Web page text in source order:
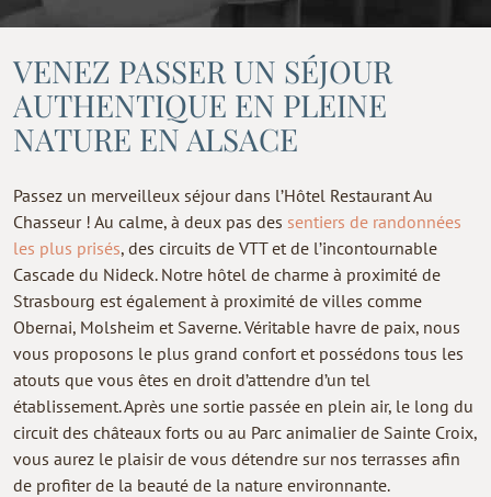
VENEZ PASSER UN SÉJOUR
AUTHENTIQUE EN PLEINE
NATURE EN ALSACE
Passez un merveilleux séjour dans l’Hôtel Restaurant Au
Chasseur ! Au calme, à deux pas des sentiers de randonnées
les plus prisés, des circuits de VTT et de l’incontournable
Cascade du Nideck. Notre hôtel de charme à proximité de
Strasbourg est également à proximité de villes comme
Obernai, Molsheim et Saverne. Véritable havre de paix, nous
vous proposons le plus grand confort et possédons tous les
atouts que vous êtes en droit d’attendre d’un tel
établissement. Après une sortie passée en plein air, le long du
circuit des châteaux forts ou au Parc animalier de Sainte Croix,
vous aurez le plaisir de vous détendre sur nos terrasses afin
de profiter de la beauté de la nature environnante.